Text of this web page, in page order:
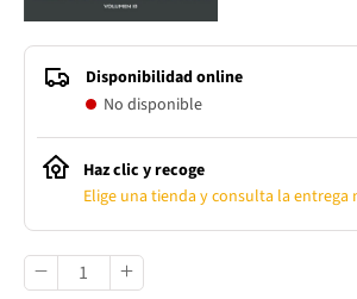
Disponibilidad online
No disponible
Haz clic y recoge
Elige una tienda y consulta la entrega